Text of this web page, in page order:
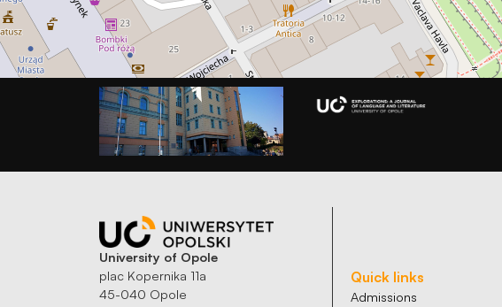
University of Opole
plac Kopernika 11a
45-040 Opole
Quick links
Admissions